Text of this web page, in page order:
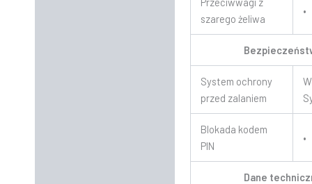
szarego żeliwa
•
System ochrony
przed zalaniem
Blokada kodem
PIN
•
Dane